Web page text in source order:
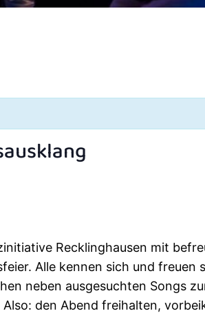
Recklinghausen mit
Alle kennen sich und freuen
neben ausgesuchten Songs
den Abend freihalten,